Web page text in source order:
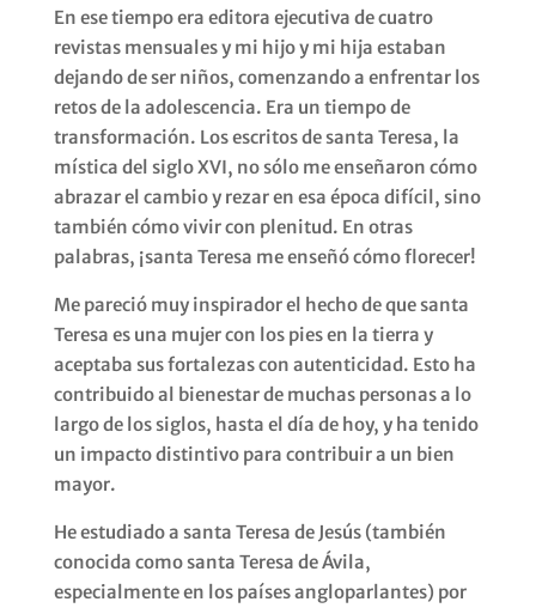
En ese tiempo era editora ejecutiva de cuatro
revistas mensuales y mi hijo y mi hija estaban
dejando de ser niños, comenzando a enfrentar los
retos de la adolescencia. Era un tiempo de
transformación. Los escritos de santa Teresa, la
mística del siglo XVI, no sólo me enseñaron cómo
abrazar el cambio y rezar en esa época difícil, sino
también cómo vivir con plenitud. En otras
palabras, ¡santa Teresa me enseñó cómo florecer!
Me pareció muy inspirador el hecho de que santa
Teresa es una mujer con los pies en la tierra y
aceptaba sus fortalezas con autenticidad. Esto ha
contribuido al bienestar de muchas personas a lo
largo de los siglos, hasta el día de hoy, y ha tenido
un impacto distintivo para contribuir a un bien
mayor.
He estudiado a santa Teresa de Jesús (también
conocida como santa Teresa de Ávila,
especialmente en los países angloparlantes) por